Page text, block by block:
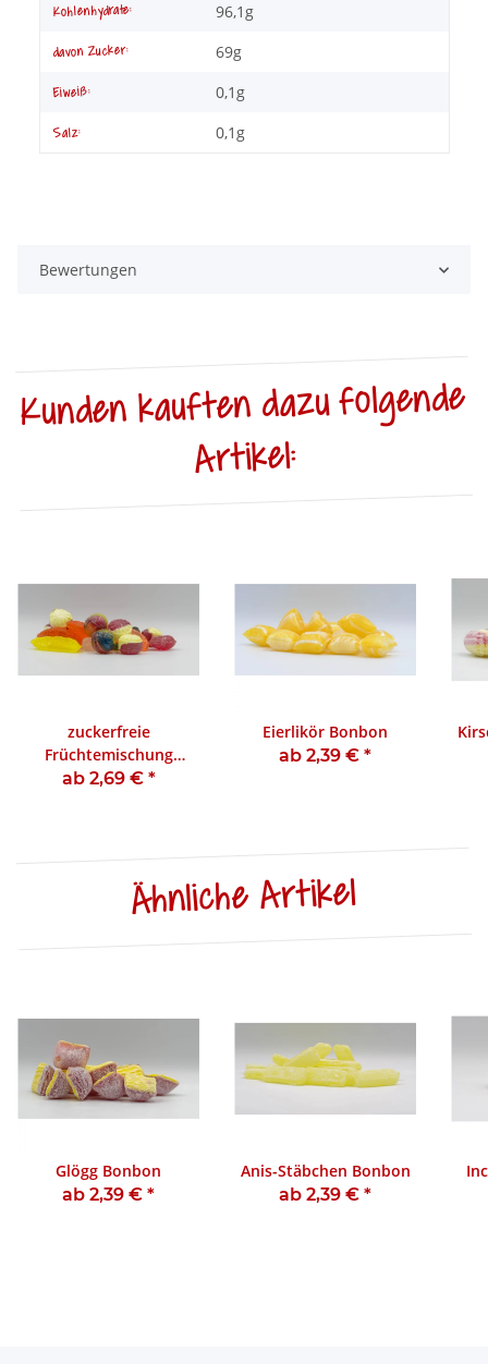
Kohlenhydrate: 96,1g
davon Zucker: 69g
Eiweiß: 0,1g
Salz: 0,1g
Bewertungen
Kunden kauften dazu folgende
Artikel:
zuckerfreie
Früchtemischung
Bonbon
ab 2,69 € *
Eierlikör Bonbon
ab 2,39 € *
Ähnliche Artikel
Glögg Bonbon
ab 2,39 € *
Anis-Stäbchen Bonbon
ab 2,39 € *